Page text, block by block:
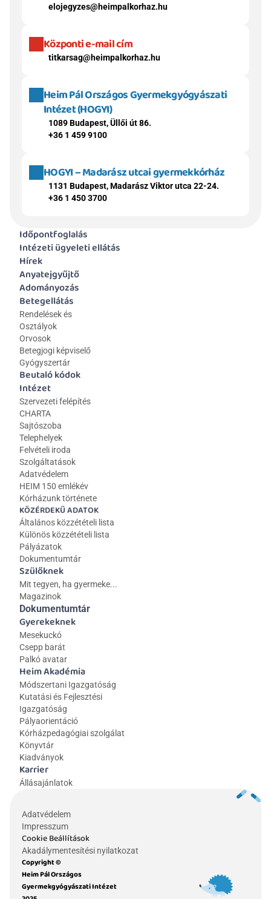
elojegyzes@heimpalkorhaz.hu
Központi e-mail cím
titkarsag@heimpalkorhaz.hu
Heim Pál Országos Gyermekgyógyászati
Intézet (HOGYI)
1089 Budapest, Üllői út 86.
+36 1 459 9100
HOGYI – Madarász utcai gyermekkórház
1131 Budapest, Madarász Viktor utca 22-24.
+36 1 450 3700
Időpontfoglalás
Intézeti ügyeleti ellátás
Hírek
Anyatejgyűjtő
Adományozás
Betegellátás
Rendelések és
Osztályok
Orvosok
Betegjogi képviselő
Gyógyszertár
Beutaló kódok
Intézet
Szervezeti felépítés
CHARTA
Sajtószoba
Telephelyek
Felvételi iroda
Szolgáltatások
Adatvédelem
HEIM 150 emlékév
Kórházunk története
KÖZÉRDEKŰ ADATOK
Általános közzétételi lista
Különös közzétételi lista
Pályázatok
Dokumentumtár
Szülőknek
Mit tegyen, ha gyermeke...
Magazinok
Gyerekeknek
Mesekuckó
Csepp barát
Palkó avatar
Heim Akadémia
Módszertani Igazgatóság
Kutatási és Fejlesztési
Igazgatóság
Pályaorientáció
Kórházpedagógiai szolgálat
Könyvtár
Kiadványok
Karrier
Állásajánlatok
Dokumentumtár
Adatvédelem
Impresszum
Cookie Beállítások
Akadálymentesítési nyilatkozat
Copyright ©
Heim Pál Országos
Gyermekgyógyászati Intézet